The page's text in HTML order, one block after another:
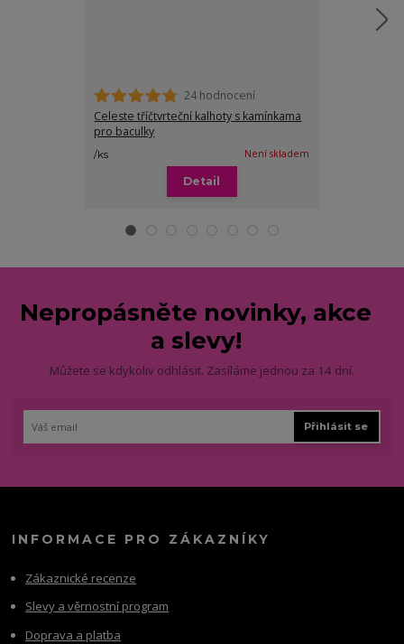
24 hodnocení
Celeste tříčtvrteční kalhoty s kamínkama
pro baculky
/ks Není skladem
Detail
Nepropásněte novinky, akce
a slevy!
Můžete se kdykoliv odhlásit. Zasíláme jednou za 14 dní.
Přihlásit se
INFORMACE PRO ZÁKAZNÍKY
Zákaznické recenze
Slevy a věrnostní program
Doprava a platba